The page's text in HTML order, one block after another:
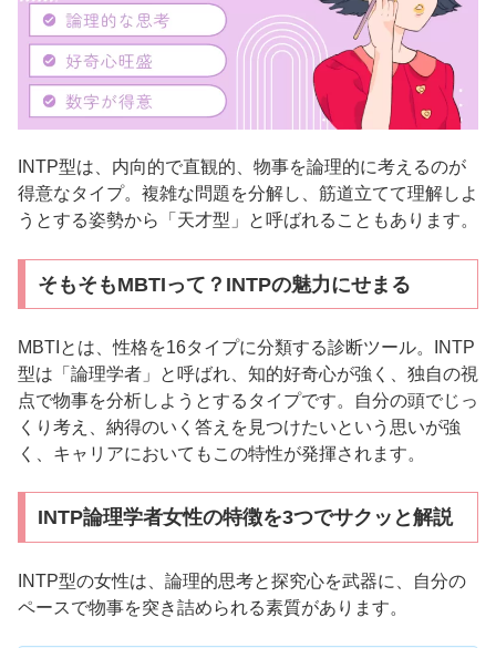
INTP型は、内向的で直観的、物事を論理的に考えるのが
得意なタイプ。複雑な問題を分解し、筋道立てて理解しよ
うとする姿勢から「天才型」と呼ばれることもあります。
そもそもMBTIって？INTPの魅力にせまる
MBTIとは、性格を16タイプに分類する診断ツール。INTP
型は「論理学者」と呼ばれ、知的好奇心が強く、独自の視
点で物事を分析しようとするタイプです。自分の頭でじっ
くり考え、納得のいく答えを見つけたいという思いが強
く、キャリアにおいてもこの特性が発揮されます。
INTP論理学者女性の特徴を3つでサクッと解説
INTP型の女性は、論理的思考と探究心を武器に、自分の
ペースで物事を突き詰められる素質があります。